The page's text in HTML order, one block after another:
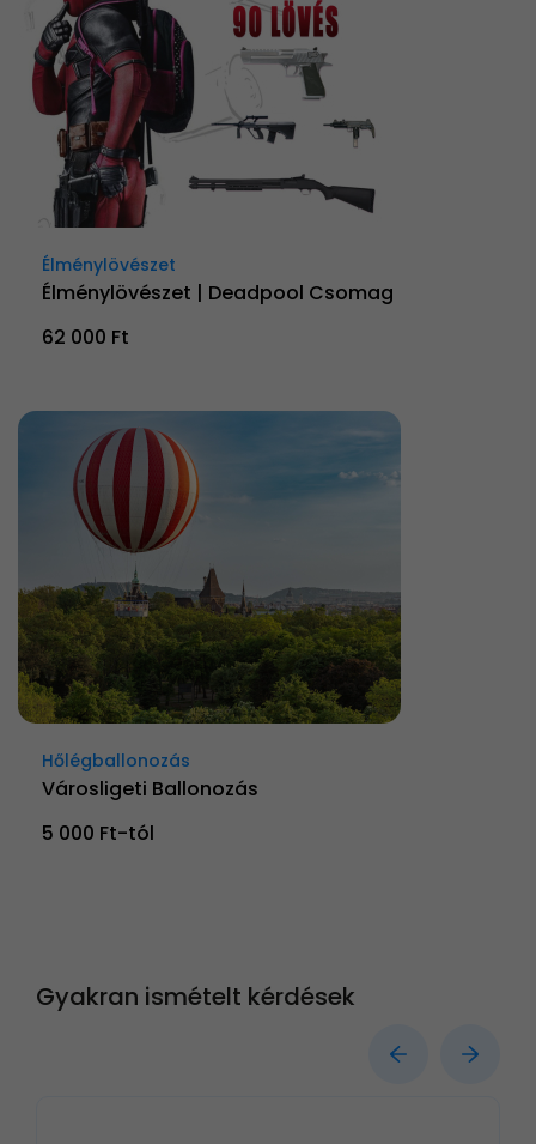
Élménylövészet
Élménylövészet | Deadpool Csomag
62 000 Ft
Hőlégballonozás
Városligeti Ballonozás
5 000 Ft-tól
Gyakran ismételt kérdések